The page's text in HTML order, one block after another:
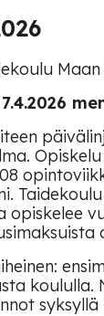
opiskelee
syksyllä